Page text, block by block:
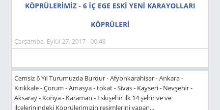
KÖPRÜLERİMİZ - 6 İÇ EGE ESKİ YENİ KARAYOLLARI
KÖPRÜLERİ
Çarşamba, Eylül 27, 2017 - 00:48
Cemsiz 6 Yıl Turumuzda Burdur - Afyonkarahisar - Ankara -
Kırıkkale - Çorum - Amasya - tokat - Sivas - Kayseri - Nevşehir -
Aksaray - Konya - Karaman - Eskişehir ilk 14 şehir ve ve
ilçelerinindeki Köprülerimizin resimlerini yapan...